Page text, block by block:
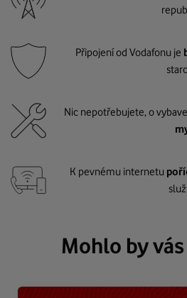
Připojení od Vodafonu je
Nic nepotřebujete, o
K pevnému internetu
Mohlo by